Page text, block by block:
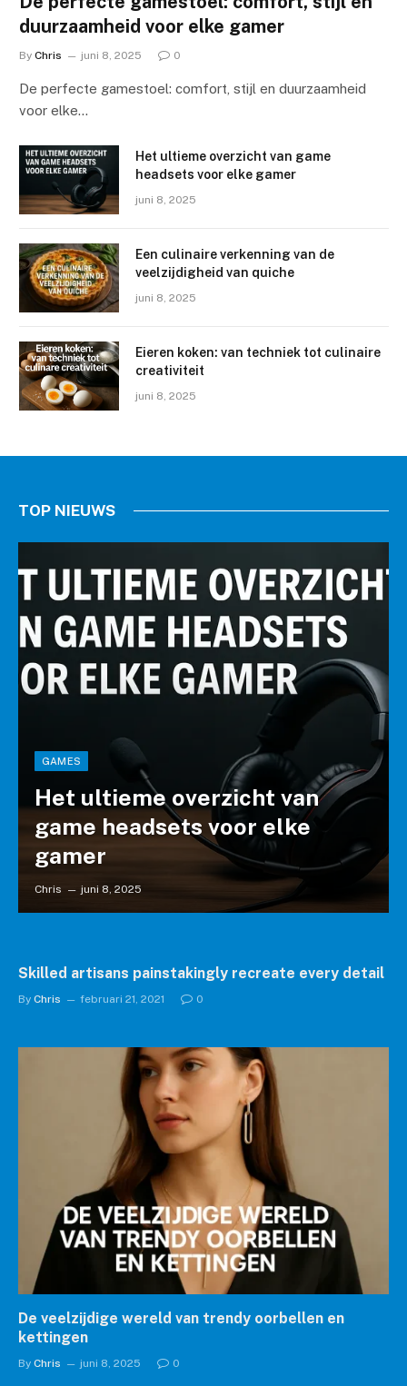
duurzaamheid voor elke gamer
By Chris juni 8, 2025 0
De perfecte gamestoel: comfort, stijl en duurzaamheid
voor elke…
Het ultieme overzicht van game
headsets voor elke gamer
juni 8, 2025
Een culinaire verkenning van de
veelzijdigheid van quiche
juni 8, 2025
Eieren koken: van techniek tot culinaire
creativiteit
juni 8, 2025
TOP NIEUWS
GAMES
Het ultieme overzicht van
game headsets voor elke
gamer
Chris juni 8, 2025
Skilled artisans painstakingly recreate every detail
By Chris februari 21, 2021 0
De veelzijdige wereld van trendy oorbellen en
kettingen
By Chris juni 8, 2025 0